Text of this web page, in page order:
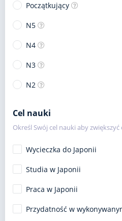
Początkujący
N5
N4
N3
N2
Cel nauki
Określ Swój cel nauki aby
Wycieczka do Japonii
Studia w Japonii
Praca w Japonii
Przydatność w